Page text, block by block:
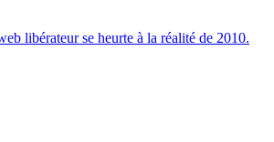
libérateur se heurte à la réalité de 2010.